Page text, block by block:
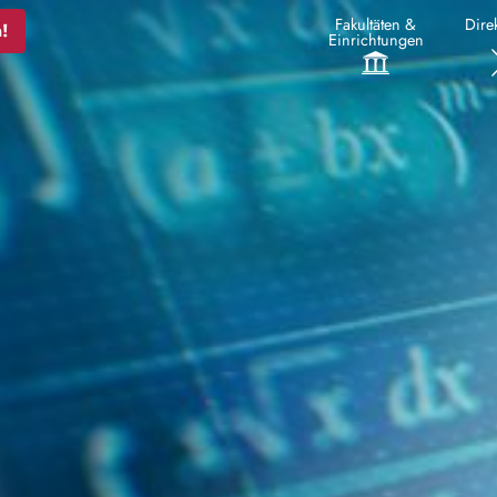
Fakultäten &
Einrichtungen